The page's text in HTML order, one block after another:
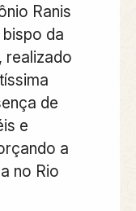
Ranis
da
realizado
de
e
a
no Rio